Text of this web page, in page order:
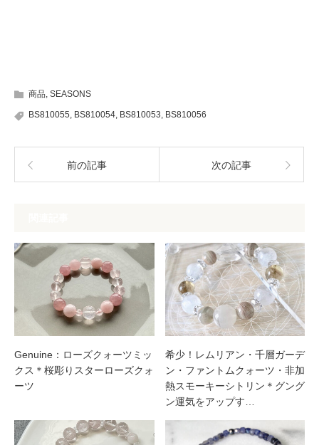
商品, SEASONS
BS810055, BS810054, BS810053, BS810056
前の記事 次の記事
Genuine：ローズクォーツミッ
クス＊桜彫りスターローズクォ
ーツ
希少！レムリアン・千層ガーデ
ン・ファントムクォーツ・非加
熱スモーキーシトリン＊グング
ン運気をアップす…